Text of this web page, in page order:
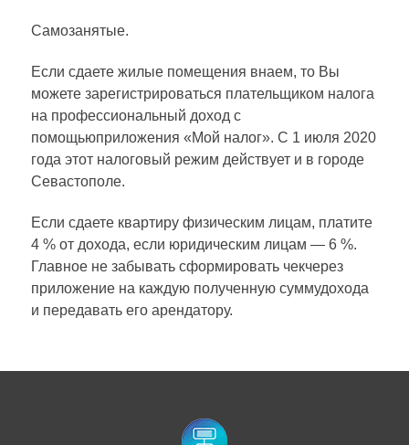
Самозанятые.
Если сдаете жилые помещения внаем, то Вы
можете зарегистрироваться плательщиком налога
на профессиональный доход с
помощьюприложения «Мой налог». С 1 июля 2020
года этот налоговый режим действует и в городе
Севастополе.
Если сдаете квартиру физическим лицам, платите
4 % от дохода, если юридическим лицам — 6 %.
Главное не забывать сформировать чекчерез
приложение на каждую полученную суммудохода
и передавать его арендатору.